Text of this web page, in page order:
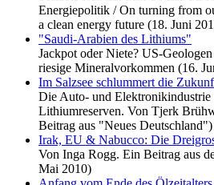
Energiepolitik / On turning from
a clean energy future (18. Juni
"Saudi-Arabien des Lithiums"
Jackpot oder Niete? US-
riesige Mineralvorkommen (16.
Im Salzsee schlummert die
Die Auto- und
Lithiumreserven. Von Tjerk
Beitrag aus "Neues
Irak, EU & Nabucco: Die
Von Inga Rogg. Ein Beitrag aus
Mai 2010)